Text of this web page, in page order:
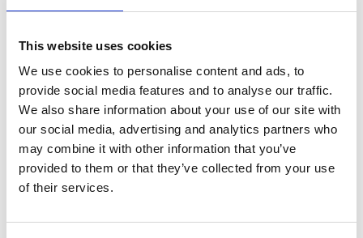
This website uses cookies
We use cookies to personalise content and ads, to
provide social media features and to analyse our traffic.
We also share information about your use of our site with
our social media, advertising and analytics partners who
may combine it with other information that you’ve
provided to them or that they’ve collected from your use
of their services.
Gewicht
0.05 kg
Artikelcode
9319
EAN
5413382026622
Merk:Duvo+